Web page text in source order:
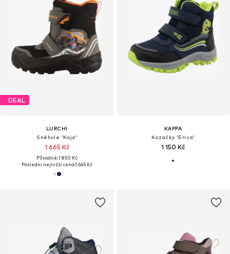
DEAL
LURCHI
Sněhule 'Kojo'
1 665 Kč
Původně: 1 850 Kč
Poslední nejnižší cena:1 665 Kč
KAPPA
Kozačky 'Erica'
1 150 Kč